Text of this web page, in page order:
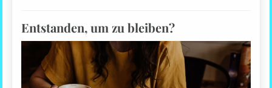
Entstanden, um zu bleiben?